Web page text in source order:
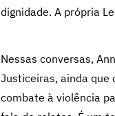
dignidade. A própria
Nessas conversas,
Justiceiras, ainda que
combate à violência